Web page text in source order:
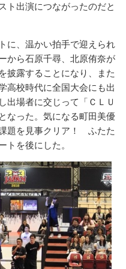
ト出演につながったのだと
に、温かい拍手で迎えられ
から石原千尋、北原侑奈が
披露することになり、また
高校時代に全国大会にも出
出場者に交じって「ＣＬＵ
なった。気になる町田美優
題を見事クリア！ ふたた
トを後にした。